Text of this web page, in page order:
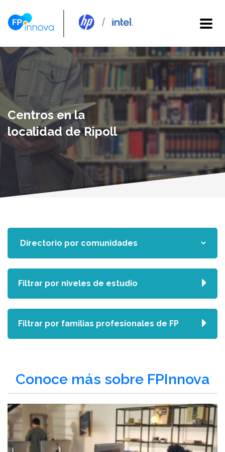
Centros en la
localidad de Ripoll
Conoce más sobre FPInnova
Filtrar por niveles de estudio
Filtrar por familias profesionales de FP